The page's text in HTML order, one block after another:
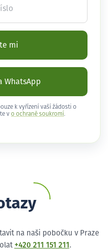
mi
WhatsApp
k vyřízení vaší žádosti o
v o ochraně soukromí .
na naši pobočku v Praze
+420 211 151 211 .